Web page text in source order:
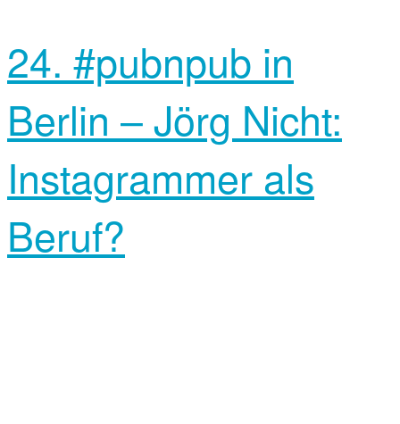
24. #pubnpub in
Berlin – Jörg Nicht:
Instagrammer als
Beruf?